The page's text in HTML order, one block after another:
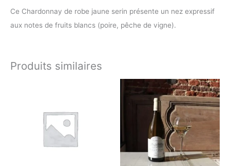
Ce Chardonnay de robe jaune serin présente un nez expressif
aux notes de fruits blancs (poire, pêche de vigne).
Produits similaires